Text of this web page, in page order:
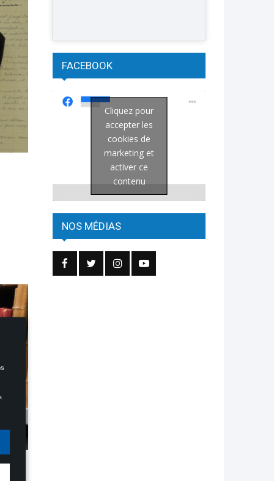
FACEBOOK
Cliquez pour
accepter les
cookies de
marketing et
activer ce
contenu
NOS MÉDIAS